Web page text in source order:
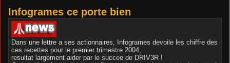
Infogrames ce porte bien
Dans une lettre a ses actionnaires, Infogrames devoile les chiffre des
ces recettes pour le premier trimestre 2004,
resultat largement aider par le succee de DRIV3R !